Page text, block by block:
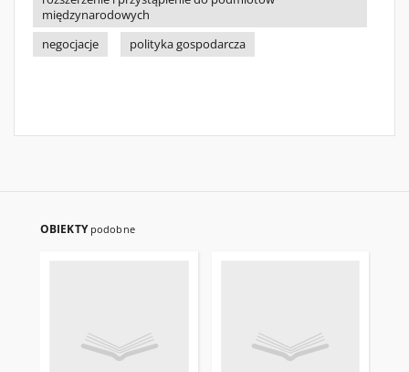
międzynarodowych
negocjacje
polityka gospodarcza
OBIEKTY podobne